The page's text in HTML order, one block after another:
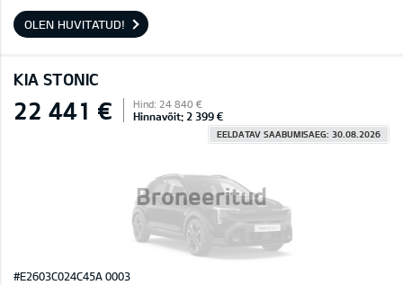
OLEN HUVITATUD!
KIA STONIC
Broneeritud
22 441 € Hind: 24 840 €
Hinnavõit: 2 399 €
EELDATAV SAABUMISAEG: 30.08.2026
#E2603C024C45A 0003